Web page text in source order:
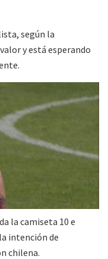
según la
y está esperando
la camiseta 10 e
intención de
chilena.